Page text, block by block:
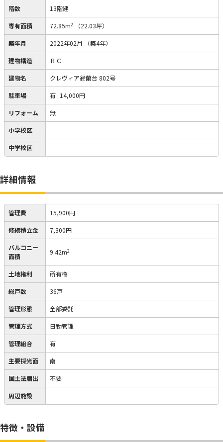
階数 13階建
専有面積 72.85m2 （22.03坪）
築年月 2022年02月 （築4年）
建物構造 ＲＣ
建物名 クレヴィア鈴蘭台 802号
駐車場 有 14,000円
リフォーム 無
小学校区
中学校区
詳細情報
管理費 15,900円
修繕積立金 7,300円
バルコニー
面積
9.42m2
土地権利 所有権
総戸数 36戸
管理形態 全部委託
管理方式 日勤管理
管理組合 有
主要採光面 南
国土法届出 不要
周辺施設
特徴・設備